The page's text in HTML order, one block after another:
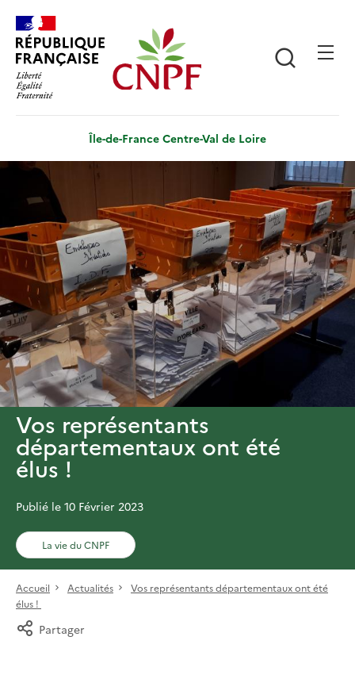
contenu
principal
Île-de-France Centre-Val de Loire
Vos représentants
départementaux ont été
élus !
Publié le 10 Février 2023
La vie du CNPF
Accueil Actualités
Vos représentants départementaux ont été
élus !
Partager